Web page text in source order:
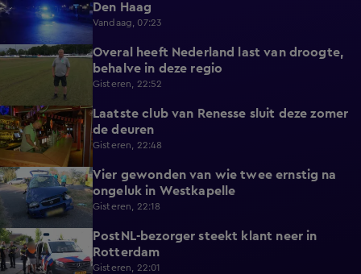
Den Haag
Vandaag, 07:23
1:54
Overal heeft Nederland last van droogte,
behalve in deze regio
Gisteren, 22:52
2:08
Laatste club van Renesse sluit deze zomer
de deuren
Gisteren, 22:48
0:30
Vier gewonden van wie twee ernstig na
ongeluk in Westkapelle
Gisteren, 22:18
0:26
PostNL-bezorger steekt klant neer in
Rotterdam
Gisteren, 22:01